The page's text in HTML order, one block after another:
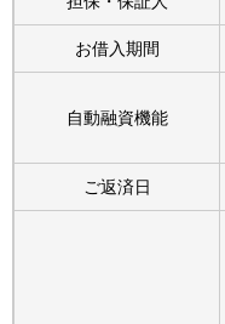
お借入期間
自動融資機能
ご返済日